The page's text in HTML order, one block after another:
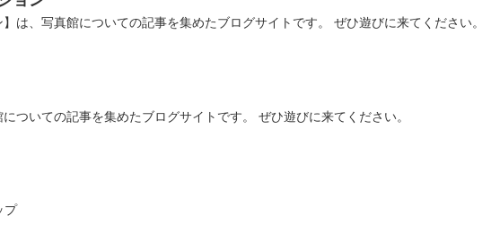
は、写真館についての記事を集めたブログサイトです。 ぜひ遊びに来てください。
ついての記事を集めたブログサイトです。 ぜひ遊びに来てください。
プ